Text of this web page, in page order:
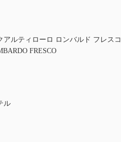
アルティローロ ロンバルド フレスコ
FRESCO
ル